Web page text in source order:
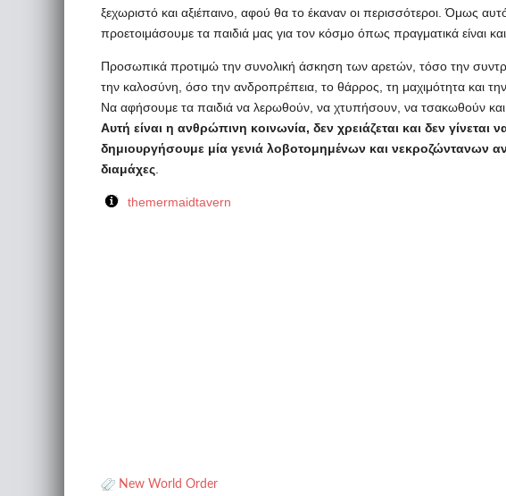
ξεχωριστό και αξιέπαινο, αφού θα το έκαναν οι περισσότεροι. Όμως
προετοιμάσουμε τα παιδιά μας για τον κόσμο όπως πραγματικά είναι
Προσωπικά προτιμώ την συνολική άσκηση των αρετών, τόσο την
την καλοσύνη, όσο την ανδροπρέπεια, το θάρρος, τη μαχιμότητα και
Να αφήσουμε τα παιδιά να λερωθούν, να χτυπήσουν, να τσακωθούν και
Αυτή είναι η ανθρώπινη κοινωνία, δεν χρειάζεται και δεν
δημιουργήσουμε μία γενιά λοβοτομημένων και νεκροζώντανων
διαμάχες
themermaidtavern
New World Order